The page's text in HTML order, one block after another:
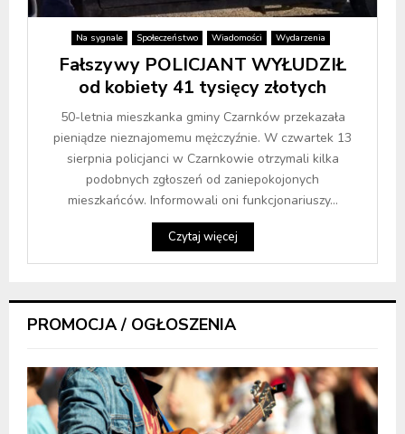
Na sygnale Społeczeństwo Wiadomości Wydarzenia
Fałszywy POLICJANT WYŁUDZIŁ
od kobiety 41 tysięcy złotych
50-letnia mieszkanka gminy Czarnków przekazała
pieniądze nieznajomemu mężczyźnie. W czwartek 13
sierpnia policjanci w Czarnkowie otrzymali kilka
podobnych zgłoszeń od zaniepokojonych
mieszkańców. Informowali oni funkcjonariuszy...
Czytaj więcej
PROMOCJA / OGŁOSZENIA